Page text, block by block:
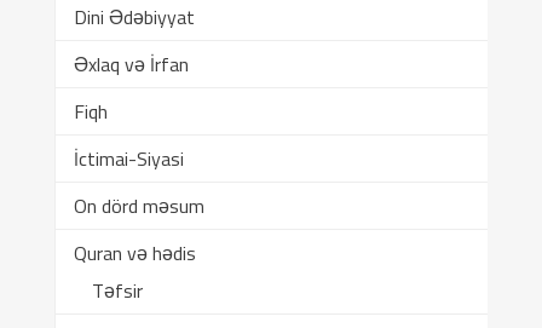
Dini Ədəbiyyat
Əxlaq və İrfan
Fiqh
İctimai-Siyasi
On dörd məsum
Quran və hədis
Təfsir